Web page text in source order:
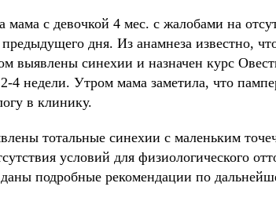
с девочкой 4 мес. с жалобами на
дня. Из анамнеза известно,
выявлены синехии и назначен курс
4 недели. Утром мама заметила, что
в клинику.
тотальные синехии с маленьким
условий для физиологического
подробные рекомендации по